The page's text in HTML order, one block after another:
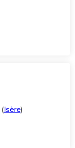
(Isère)